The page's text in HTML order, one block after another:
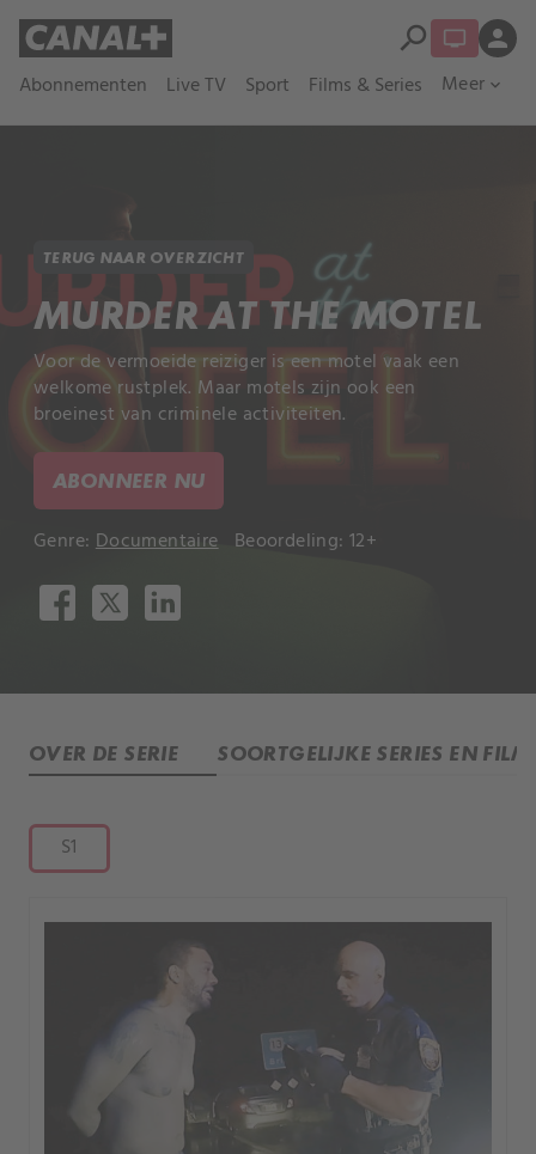
Abonnementen Live TV Sport Films & Series Meer expand_more
search person
TERUG NAAR OVERZICHT
MURDER AT THE MOTEL
Voor de vermoeide reiziger is een motel vaak een
welkome rustplek. Maar motels zijn ook een
broeinest van criminele activiteiten.
ABONNEER NU
Genre: Documentaire Beoordeling: 12+
OVER DE SERIE SOORTGELIJKE SERIES EN
S1